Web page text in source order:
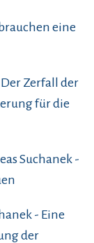
eine
Zerfall der
für die
Suchanek -
- Eine
der